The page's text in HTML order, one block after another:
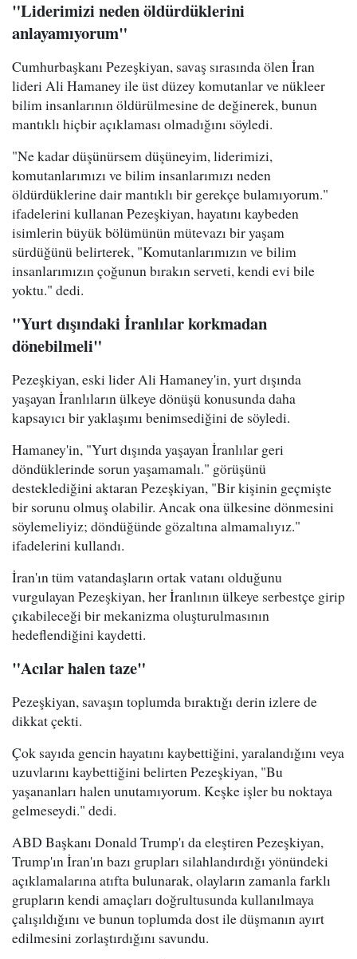
"Liderimizi neden öldürdüklerini
anlayamıyorum"
Cumhurbaşkanı Pezeşkiyan, savaş sırasında ölen İran
lideri Ali Hamaney ile üst düzey komutanlar ve nükleer
bilim insanlarının öldürülmesine de değinerek, bunun
mantıklı hiçbir açıklaması olmadığını söyledi.
"Ne kadar düşünürsem düşüneyim, liderimizi,
komutanlarımızı ve bilim insanlarımızı neden
öldürdüklerine dair mantıklı bir gerekçe bulamıyorum."
ifadelerini kullanan Pezeşkiyan, hayatını kaybeden
isimlerin büyük bölümünün mütevazı bir yaşam
sürdüğünü belirterek, "Komutanlarımızın ve bilim
insanlarımızın çoğunun bırakın serveti, kendi evi bile
yoktu." dedi.
"Yurt dışındaki İranlılar korkmadan
dönebilmeli"
Pezeşkiyan, eski lider Ali Hamaney'in, yurt dışında
yaşayan İranlıların ülkeye dönüşü konusunda daha
kapsayıcı bir yaklaşımı benimsediğini de söyledi.
Hamaney'in, "Yurt dışında yaşayan İranlılar geri
döndüklerinde sorun yaşamamalı." görüşünü
desteklediğini aktaran Pezeşkiyan, "Bir kişinin geçmişte
bir sorunu olmuş olabilir. Ancak ona ülkesine dönmesini
söylemeliyiz; döndüğünde gözaltına almamalıyız."
ifadelerini kullandı.
İran'ın tüm vatandaşların ortak vatanı olduğunu
vurgulayan Pezeşkiyan, her İranlının ülkeye serbestçe girip
çıkabileceği bir mekanizma oluşturulmasının
hedeflendiğini kaydetti.
"Acılar halen taze"
Pezeşkiyan, savaşın toplumda bıraktığı derin izlere de
dikkat çekti.
Çok sayıda gencin hayatını kaybettiğini, yaralandığını veya
uzuvlarını kaybettiğini belirten Pezeşkiyan, "Bu
yaşananları halen unutamıyorum. Keşke işler bu noktaya
gelmeseydi." dedi.
ABD Başkanı Donald Trump'ı da eleştiren Pezeşkiyan,
Trump'ın İran'ın bazı grupları silahlandırdığı yönündeki
açıklamalarına atıfta bulunarak, olayların zamanla farklı
grupların kendi amaçları doğrultusunda kullanılmaya
çalışıldığını ve bunun toplumda dost ile düşmanın ayırt
edilmesini zorlaştırdığını savundu.